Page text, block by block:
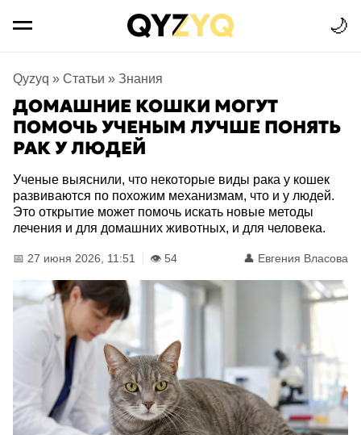
🌙
Qyzyq » Статьи » Знания
ДОМАШНИЕ КОШКИ МОГУТ
ПОМОЧЬ УЧЕНЫМ ЛУЧШЕ ПОНЯТЬ
РАК У ЛЮДЕЙ
Ученые выяснили, что некоторые виды рака у кошек
развиваются по похожим механизмам, что и у людей.
Это открытие может помочь искать новые методы
лечения и для домашних животных, и для человека.
📅 27 июня 2026, 11:51 👁️ 54 👤 Евгения Власова